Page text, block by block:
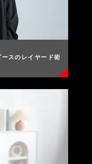
スのレイヤード術